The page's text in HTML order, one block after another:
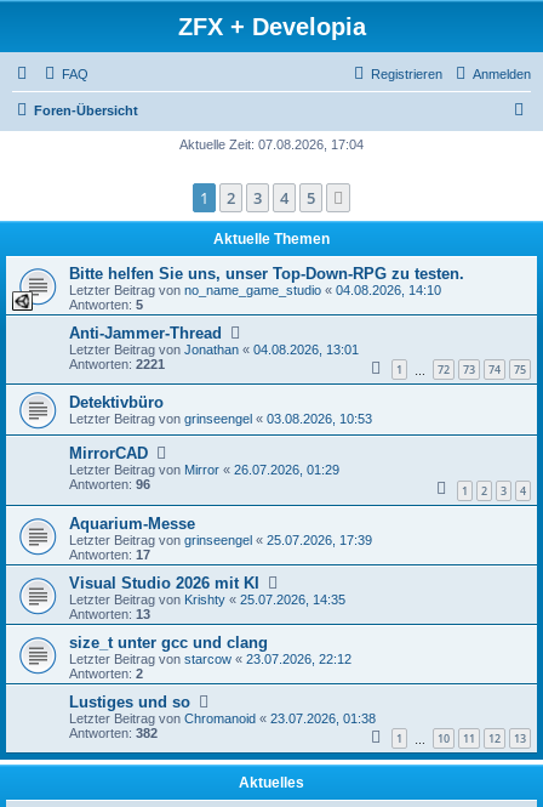
ZFX + Developia
FAQ Anmelden
Registrieren
Foren-Übersicht
e
Aktuelle Zeit: 07.08.2026, 17:04
1 2 3 4 5
Aktuelle Themen
Bitte helfen Sie uns, unser Top-Down-RPG zu testen.
Letzter Beitrag von no_name_game_studio « 04.08.2026, 14:10
Antworten: 5
Anti-Jammer-Thread
Letzter Beitrag von Jonathan « 04.08.2026, 13:01
Antworten: 2221 1 72 73 74 75
Detektivbüro
Letzter Beitrag von grinseengel « 03.08.2026, 10:53
MirrorCAD
Letzter Beitrag von Mirror « 26.07.2026, 01:29
Antworten: 96 1 2 3 4
Aquarium-Messe
Letzter Beitrag von grinseengel « 25.07.2026, 17:39
Antworten: 17
Visual Studio 2026 mit KI
Letzter Beitrag von Krishty « 25.07.2026, 14:35
Antworten: 13
size_t unter gcc und clang
Letzter Beitrag von starcow « 23.07.2026, 22:12
Antworten: 2
Lustiges und so
Letzter Beitrag von Chromanoid « 23.07.2026, 01:38
Antworten: 382 1 10 11 12 13
Aktuelles